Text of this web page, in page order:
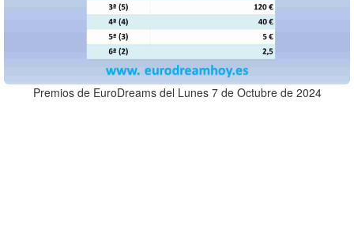
Premios de EuroDreams del Lunes 7 de Octubre de 2024